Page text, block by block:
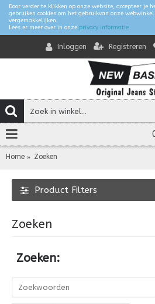
Door verder te klikken op onze website, accepteer je
gebruiken cookies om het gebruikvan onze
vergemakkelijken.
Lees er meer over in onze privacy informatie.
Inloggen Registreren
Home Zoeken
Product Filters
Zoeken
Zoeken: